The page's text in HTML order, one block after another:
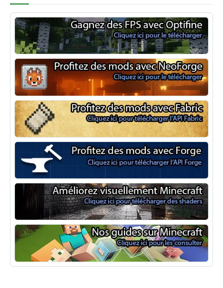
Optifine
NeoForge
Minecraft Fabric
Minecraft Forge
Shaders Minecraft
Guide Minecraft